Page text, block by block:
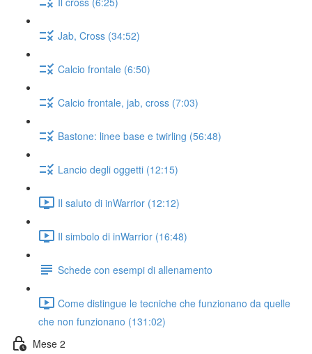
Jab, Cross (34:52)
Calcio frontale (6:50)
Calcio frontale, jab, cross (7:03)
Bastone: linee base e twirling (56:48)
Lancio degli oggetti (12:15)
Il saluto di inWarrior (12:12)
Il simbolo di inWarrior (16:48)
Schede con esempi di allenamento
Come distingue le tecniche che funzionano da quelle
che non funzionano (131:02)
Mese 2